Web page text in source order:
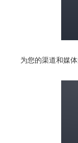
为您的渠道和媒